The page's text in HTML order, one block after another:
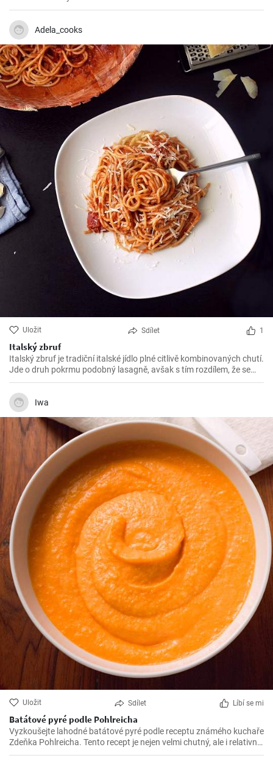
Tento krém je ideální pro jarní a letní dorty a skvěle se hodí k různým
druhům dortů, jako je například jahodový dort, vanilkový dort nebo
čokoládový dort.
Adela_cooks
Uložit Sdílet 1
Italský zbruf
Italský zbruf je tradiční italské jídlo plné citlivě kombinovaných chutí.
Jde o druh pokrmu podobný lasagně, avšak s tím rozdílem, že se
vrství těstoviny s omáčkou a sýrem, a to vše se zapéká v troubě.
Připravuje se hlavně v severní Itálii, konkrétně v regionu Ligurie.
Iwa
Uložit Sdílet Líbí se mi
Batátové pyré podle Pohlreicha
Vyzkoušejte lahodné batátové pyré podle receptu známého kuchaře
Zdeňka Pohlreicha. Tento recept je nejen velmi chutný, ale i relativně
jednoduchý na přípravu. Batátové pyré je skvělým doplňkem k masu